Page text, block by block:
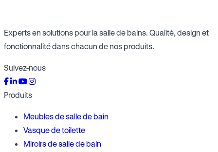
Experts en solutions pour la salle de bains. Qualité, design et
fonctionnalité dans chacun de nos produits.
Suivez-nous
Produits
Meubles de salle de bain
Vasque de toilette
Miroirs de salle de bain